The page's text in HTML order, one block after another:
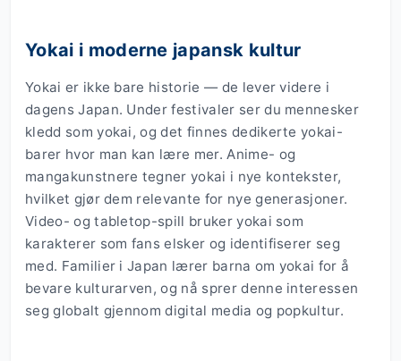
Yokai i moderne japansk kultur
Yokai er ikke bare historie — de lever videre i
dagens Japan. Under festivaler ser du mennesker
kledd som yokai, og det finnes dedikerte yokai-
barer hvor man kan lære mer. Anime- og
mangakunstnere tegner yokai i nye kontekster,
hvilket gjør dem relevante for nye generasjoner.
Video- og tabletop-spill bruker yokai som
karakterer som fans elsker og identifiserer seg
med. Familier i Japan lærer barna om yokai for å
bevare kulturarven, og nå sprer denne interessen
seg globalt gjennom digital media og popkultur.